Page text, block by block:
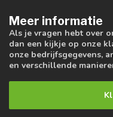
Meer informatie
Als je vragen hebt over
dan een kijkje op onze
onze bedrijfsgegevens,
en verschillende